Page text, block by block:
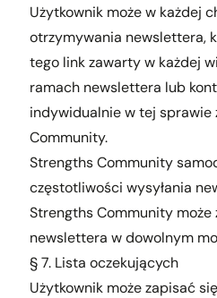
Użytkownik może w każdej
otrzymywania newslettera,
tego link zawarty w każdej
ramach newslettera lub
indywidualnie w tej sprawie
Community.
Strengths Community
częstotliwości wysyłania
Strengths Community może
newslettera w dowolnym
§ 7. Lista oczekujących
Użytkownik może zapisać